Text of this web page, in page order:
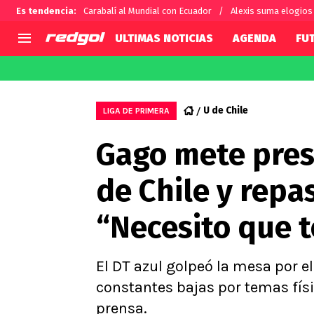
Es tendencia: Carabalí al Mundial con Ecuador Alexis suma
Selección Chilena
U de Chile
U Católica
Campeonato Nacional
Primera B
Segunda División
Copa Chile
Supercopa Chile
Campeonato Femenino
Alexis
Carlos
ULTIMAS NOTICIAS AGENDA
LIGA DE PRIMERA U de Chile
Gago mete
de Chile y
“Necesito que
El DT azul golpeó la mesa por
constantes bajas por temas
prensa.